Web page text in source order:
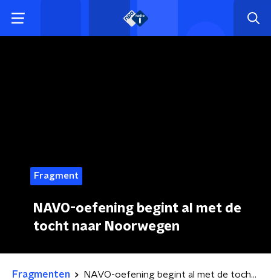
Fragment
NAVO-oefening begint al met de
tocht naar Noorwegen
Fragmenten NAVO-oefening begint al met de tocht naar Noorwegen